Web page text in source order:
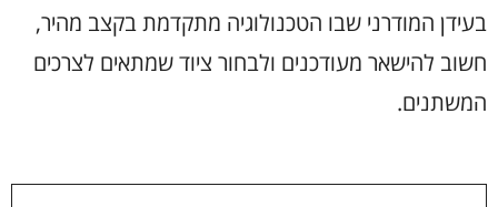
בעידן המודרני שבו הטכנולוגיה מתקדמת בקצב מהיר,
חשוב להישאר מעודכנים ולבחור ציוד שמתאים לצרכים
המשתנים.